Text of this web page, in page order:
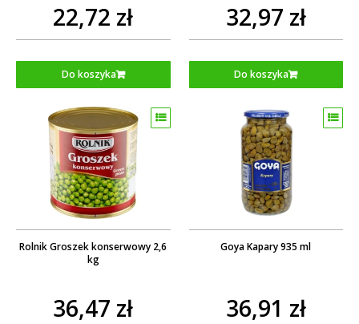
22,72 zł
Do koszyka
32,97 zł
Do koszyka
Rolnik Groszek konserwowy 2,6
kg
36,47 zł
Goya Kapary 935 ml
36,91 zł